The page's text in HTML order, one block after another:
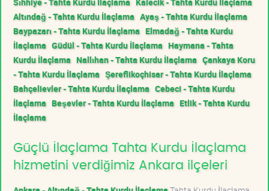
Altındağ - Tahta Kurdu İlaçlama Ayaş - Tahta Kurdu İlaçlama
Baypazarı - Tahta Kurdu İlaçlama Elmadağ - Tahta Kurdu
İlaçlama Güdül - Tahta Kurdu İlaçlama Haymana - Tahta
Kurdu İlaçlama Nallıhan - Tahta Kurdu İlaçlama Çankaya Koru
- Tahta Kurdu İlaçlama Şereflikoçhisar - Tahta Kurdu İlaçlama
Bahçelievler - Tahta Kurdu İlaçlama Cebeci - Tahta Kurdu
İlaçlama Beşevler - Tahta Kurdu İlaçlama Etlik - Tahta Kurdu
İlaçlama
Güçlü İlaçlama Tahta Kurdu İlaçlama
hizmetini verdiğimiz Ankara ilçeleri